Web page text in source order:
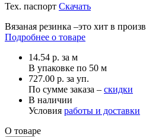
Тех. паспорт Скачать
Вязаная резинка –это хит в
Подробнее о товаре
14.54 р. за м
В упаковке по 50 м
727.00 р. за уп.
По сумме заказа – скидки
В наличии
Условия работы и доставки
О товаре